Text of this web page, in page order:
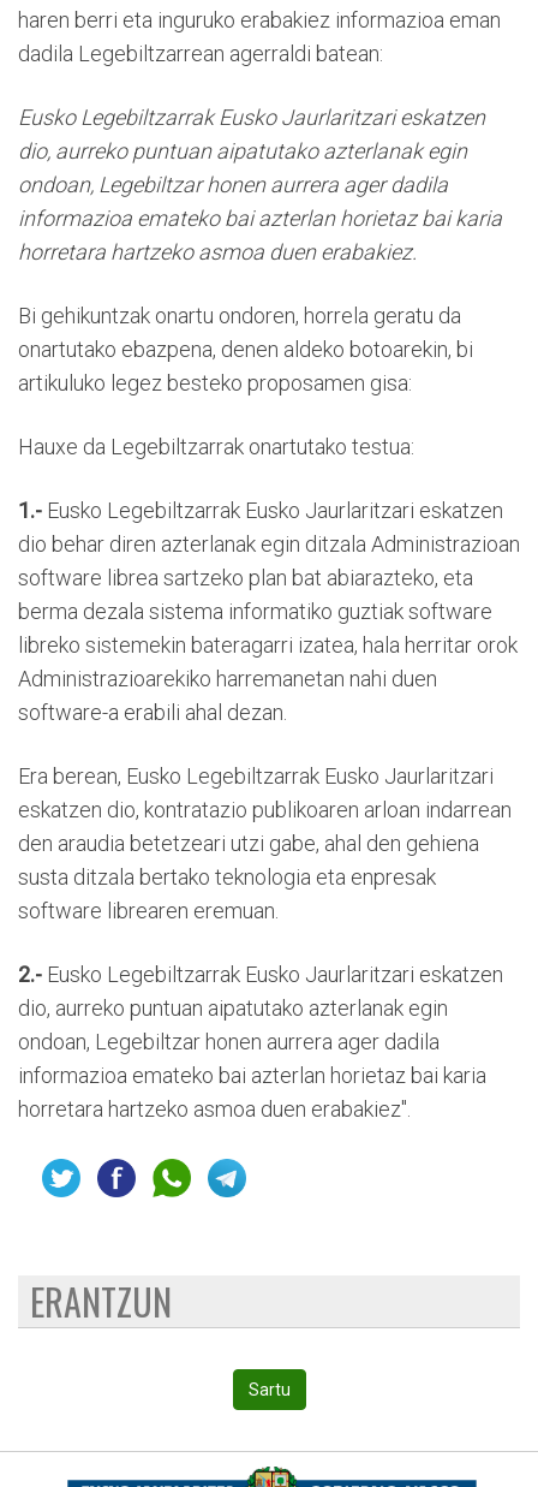
haren berri eta inguruko erabakiez informazioa eman
dadila Legebiltzarrean agerraldi batean:
Eusko Legebiltzarrak Eusko Jaurlaritzari eskatzen
dio, aurreko puntuan aipatutako azterlanak egin
ondoan, Legebiltzar honen aurrera ager dadila
informazioa emateko bai azterlan horietaz bai karia
horretara hartzeko asmoa duen erabakiez.
Bi gehikuntzak onartu ondoren, horrela geratu da
onartutako ebazpena, denen aldeko botoarekin, bi
artikuluko legez besteko proposamen gisa:
Hauxe da Legebiltzarrak onartutako testua:
1.- Eusko Legebiltzarrak Eusko Jaurlaritzari eskatzen
dio behar diren azterlanak egin ditzala Administrazioan
software librea sartzeko plan bat abiarazteko, eta
berma dezala sistema informatiko guztiak software
libreko sistemekin bateragarri izatea, hala herritar orok
Administrazioarekiko harremanetan nahi duen
software-a erabili ahal dezan.
Era berean, Eusko Legebiltzarrak Eusko Jaurlaritzari
eskatzen dio, kontratazio publikoaren arloan indarrean
den araudia betetzeari utzi gabe, ahal den gehiena
susta ditzala bertako teknologia eta enpresak
software librearen eremuan.
2.- Eusko Legebiltzarrak Eusko Jaurlaritzari eskatzen
dio, aurreko puntuan aipatutako azterlanak egin
ondoan, Legebiltzar honen aurrera ager dadila
informazioa emateko bai azterlan horietaz bai karia
horretara hartzeko asmoa duen erabakiez".
ERANTZUN
Sartu